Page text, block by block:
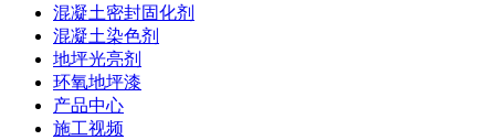
混凝土密封固化剂
混凝土染色剂
地坪光亮剂
环氧地坪漆
产品中心
施工视频